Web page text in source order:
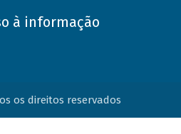
à informação
os direitos reservados